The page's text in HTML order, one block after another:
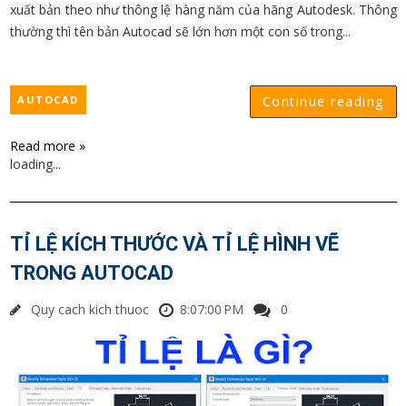
xuất bản theo như thông lệ hàng năm của hãng Autodesk. Thông
thường thì tên bản Autocad sẽ lớn hơn một con số trong...
Continue reading
AUTOCAD
Read more »
loading...
TỈ LỆ KÍCH THƯỚC VÀ TỈ LỆ HÌNH VẼ
TRONG AUTOCAD
Quy cach kich thuoc 8:07:00 PM 0